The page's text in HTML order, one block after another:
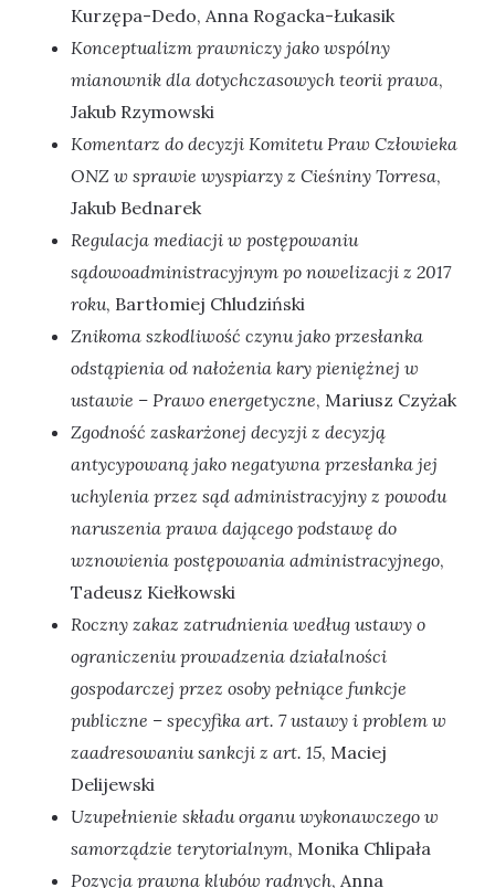
Kurzępa-Dedo, Anna Rogacka-Łukasik
Konceptualizm prawniczy jako wspólny
mianownik dla dotychczasowych teorii prawa,
Jakub Rzymowski
Komentarz do decyzji Komitetu Praw Człowieka
ONZ w sprawie wyspiarzy z Cieśniny Torresa,
Jakub Bednarek
Regulacja mediacji w postępowaniu
sądowoadministracyjnym po nowelizacji z 2017
roku, Bartłomiej Chludziński
Znikoma szkodliwość czynu jako przesłanka
odstąpienia od nałożenia kary pieniężnej w
ustawie – Prawo energetyczne, Mariusz Czyżak
Zgodność zaskarżonej decyzji z decyzją
antycypowaną jako negatywna przesłanka jej
uchylenia przez sąd administracyjny z powodu
naruszenia prawa dającego podstawę do
wznowienia postępowania administracyjnego,
Tadeusz Kiełkowski
Roczny zakaz zatrudnienia według ustawy o
ograniczeniu prowadzenia działalności
gospodarczej przez osoby pełniące funkcje
publiczne – specyfika art. 7 ustawy i problem w
zaadresowaniu sankcji z art. 15, Maciej
Delijewski
Uzupełnienie składu organu wykonawczego w
samorządzie terytorialnym, Monika Chlipała
Pozycja prawna klubów radnych, Anna